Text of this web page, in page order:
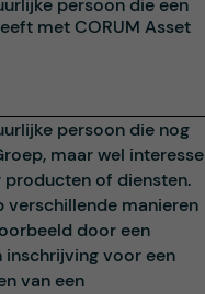
persoon die een
met CORUM Asset
persoon die nog
maar wel interesse
of diensten.
verschillende manieren
door een
inschrijving voor een
van een